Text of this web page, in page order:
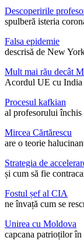
Descoperirile
spulberă isteria
Falsa epidemie
descrisă de New
Mult mai rău decât
Acordul UE cu India
Procesul kafkian
al profesorului închis
Mircea Cărtărescu
are o teorie
Strategia de
și cum să fie
Fostul șef al CIA
ne învață cum se
Unirea cu Moldova
capcana patrioților